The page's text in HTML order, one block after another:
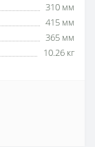
310 мм
415 мм
365 мм
10.26 кг